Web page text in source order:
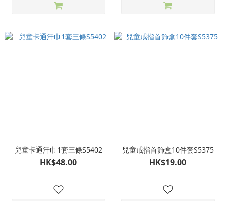
兒童卡通汗巾1套三條S5402
HK$48.00
兒童戒指首飾盒10件套S5375
HK$19.00